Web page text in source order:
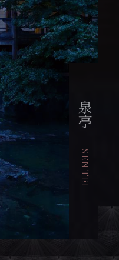
泉亭
― SENTEI ―